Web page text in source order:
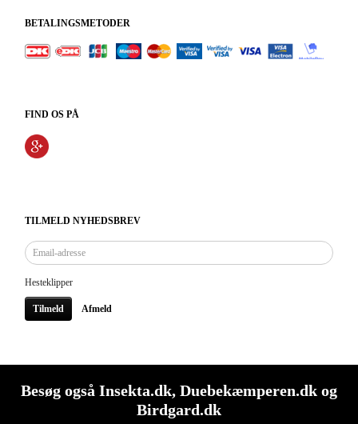
BETALINGSMETODER
FIND OS PÅ
TILMELD NYHEDSBREV
Email-
adresse
Hesteklipper
Tilmeld Afmeld
Besøg også Insekta.dk, Duebekæmperen.dk og
Birdgard.dk